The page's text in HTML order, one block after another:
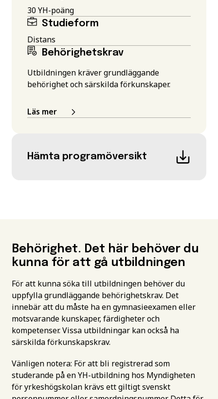
30 YH-poäng
Studieform
Distans
Behörighetskrav
Utbildningen kräver grundläggande
behörighet och särskilda förkunskaper.
Läs mer
Hämta programöversikt
Behörighet. Det här behöver du
kunna för att gå utbildningen
För att kunna söka till utbildningen behöver du
uppfylla grundläggande behörighetskrav. Det
innebär att du måste ha en gymnasieexamen eller
motsvarande kunskaper, färdigheter och
kompetenser. Vissa utbildningar kan också ha
särskilda förkunskapskrav.
Vänligen notera: För att bli registrerad som
studerande på en YH-utbildning hos Myndigheten
för yrkeshögskolan krävs ett giltigt svenskt